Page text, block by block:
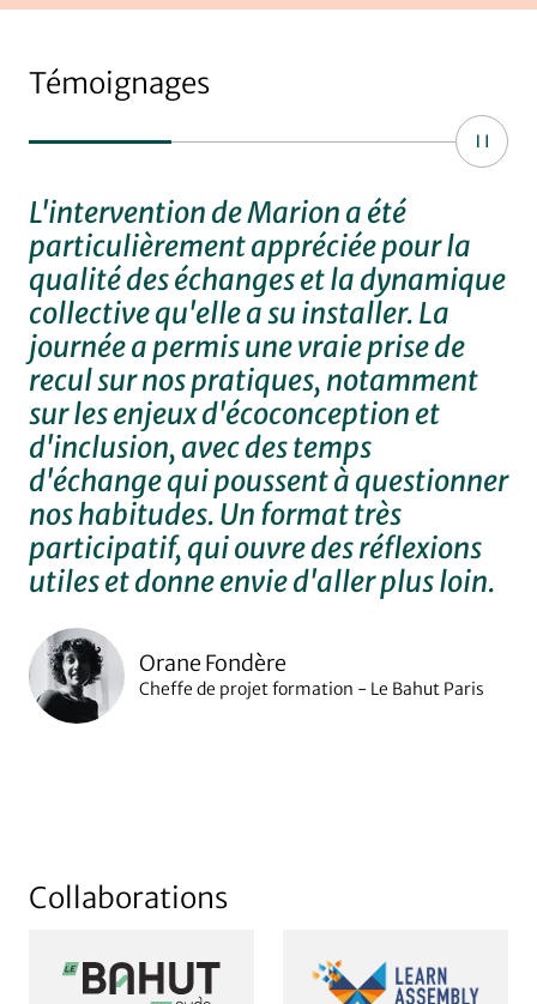
Témoignages
L'intervention de Marion a été
particulièrement appréciée pour la
qualité des échanges et la dynamique
collective qu'elle a su installer. La
journée a permis une vraie prise de
recul sur nos pratiques, notamment
sur les enjeux d'écoconception et
d'inclusion, avec des temps
d'échange qui poussent à questionner
nos habitudes. Un format très
participatif, qui ouvre des réflexions
utiles et donne envie d'aller plus loin.
Orane Fondère
Cheffe de projet formation - Le Bahut Paris
Aller à l'élément 1 Aller à
Collaborations